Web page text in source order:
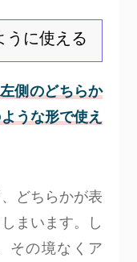
うに使える
側のどちらか
うな形で使え
どちらかが表
まいます。し
その境なくア